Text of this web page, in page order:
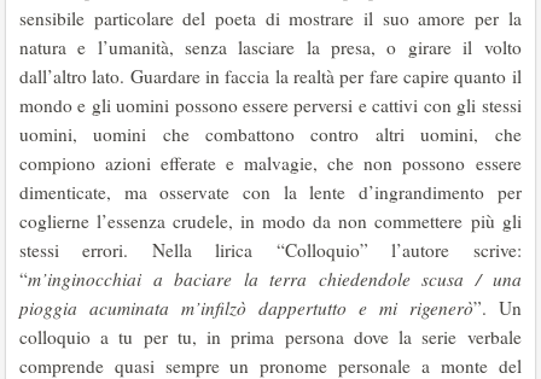
sensibile particolare del poeta di mostrare il suo amore per la
natura e l’umanità, senza lasciare la presa, o girare il volto
dall’altro lato. Guardare in faccia la realtà per fare capire quanto il
mondo e gli uomini possono essere perversi e cattivi con gli stessi
uomini, uomini che combattono contro altri uomini, che
compiono azioni efferate e malvagie, che non possono essere
dimenticate, ma osservate con la lente d’ingrandimento per
coglierne l’essenza crudele, in modo da non commettere più gli
stessi errori. Nella lirica “Colloquio” l’autore scrive:
“m’inginocchiai a baciare la terra chiedendole scusa / una
pioggia acuminata m’infilzò dappertutto e mi rigenerò”. Un
colloquio a tu per tu, in prima persona dove la serie verbale
comprende quasi sempre un pronome personale a monte del